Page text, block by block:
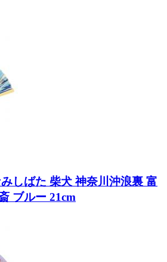
しばた 柴犬 神奈川沖浪裏 富
ブルー 21cm